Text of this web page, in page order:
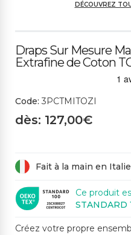
DÉCOUVREZ
Draps Sur Mesure
Extrafine de Coton
Code: 3PCTMITOZI
dès: 127,00€
Fait à la main en Italie
Ce produit
STANDARD
Créez votre propre